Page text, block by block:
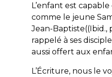
L’enfant est
comme le jeune
Jean-Baptiste((Ibid .,
rappelé à ses
aussi offert aux
L’Écriture, nous le